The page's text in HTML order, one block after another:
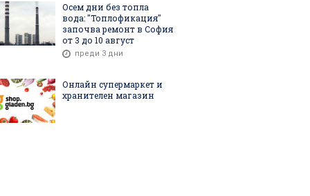
Осем дни без топла
вода: "Топлофикация"
започва ремонт в София
от 3 до 10 август
преди 3 дни
Онлайн супермаркет и
хранителен магазин